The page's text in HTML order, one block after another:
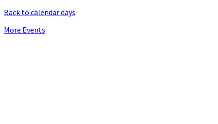
Back to calendar days
More Events